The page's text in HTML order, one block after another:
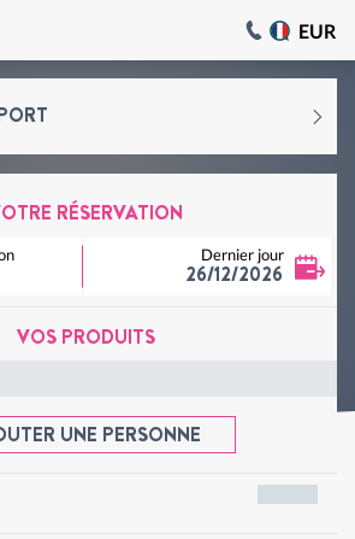
EUR
RÉSERVATION
26/12/2026
Dernier jour
VOS PRODUITS
UNE PERSONNE